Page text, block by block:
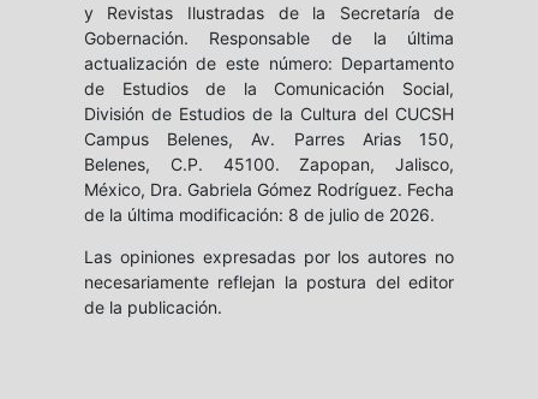
y Revistas Ilustradas de la Secretaría de
Gobernación. Responsable de la última
actualización de este número: Departamento
de Estudios de la Comunicación Social,
División de Estudios de la Cultura del CUCSH
Campus Belenes, Av. Parres Arias 150,
Belenes, C.P. 45100. Zapopan, Jalisco,
México, Dra. Gabriela Gómez Rodríguez. Fecha
de la última modificación: 8 de julio de 2026.
Las opiniones expresadas por los autores no
necesariamente reflejan la postura del editor
de la publicación.